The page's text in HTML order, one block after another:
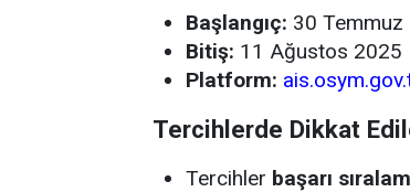
Başlangıç: 30 Temmuz
Bitiş: 11 Ağustos 2025
Platform:
Tercihlerde Dikkat
Tercihler başarı